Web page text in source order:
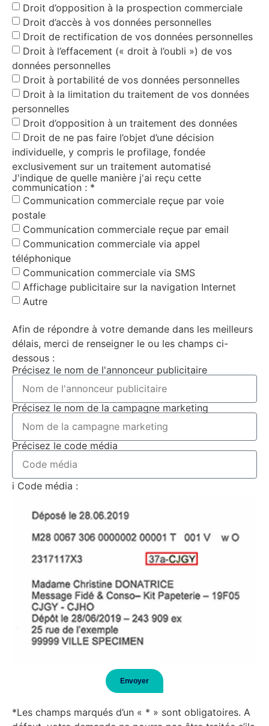
Droit d’opposition à la prospection commerciale
Droit d’accès à vos données personnelles
Droit de rectification de vos données personnelles
Droit à l’effacement (« droit à l’oubli ») de vos
données personnelles
Droit à portabilité de vos données personnelles
Droit à la limitation du traitement de vos données
personnelles
Droit d’opposition à un traitement des données
Droit de ne pas faire l’objet d’une décision
individuelle, y compris le profilage, fondée
exclusivement sur un traitement automatisé
J'indique de quelle manière j'ai reçu cette
communication : *
Communication commerciale reçue par voie
postale
Communication commerciale reçue par email
Communication commerciale via appel
téléphonique
Communication commerciale via SMS
Affichage publicitaire sur la navigation Internet
Autre
Afin de répondre à votre demande dans les meilleurs
délais, merci de renseigner le ou les champs ci-
dessous :
Précisez le nom de l'annonceur publicitaire
Précisez le nom de la campagne marketing
Précisez le code média
i Code média :
Envoyer
*Les champs marqués d’un « * » sont obligatoires. A